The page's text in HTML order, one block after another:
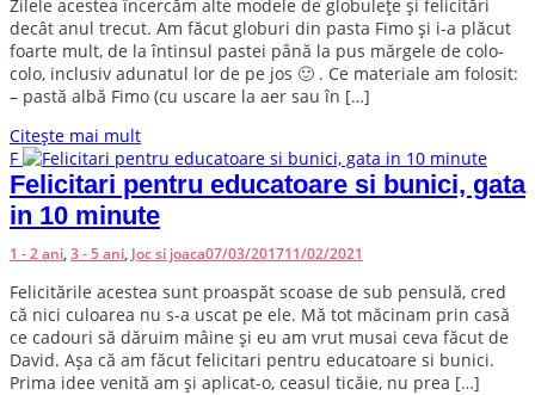
Zilele acestea încercăm alte modele de globulețe și felicitări
decât anul trecut. Am făcut globuri din pasta Fimo și i-a plăcut
foarte mult, de la întinsul pastei până la pus mărgele de colo-
colo, inclusiv adunatul lor de pe jos 🙂 . Ce materiale am folosit:
– pastă albă Fimo (cu uscare la aer sau în […]
Citește mai mult
F
Felicitari pentru educatoare si bunici, gata
in 10 minute
1 - 2 ani,3 - 5 ani, Joc si joaca07/03/201711/02/2021
Felicitările acestea sunt proaspăt scoase de sub pensulă, cred
că nici culoarea nu s-a uscat pe ele. Mă tot măcinam prin casă
ce cadouri să dăruim mâine și eu am vrut musai ceva făcut de
David. Așa că am făcut felicitari pentru educatoare si bunici.
Prima idee venită am și aplicat-o, ceasul ticăie, nu prea […]